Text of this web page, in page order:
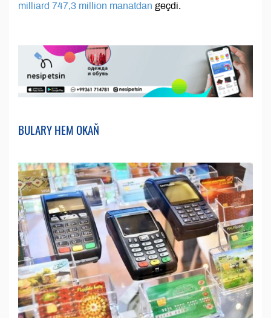
milliard 747,3 million manatdan geçdi.
BULARY HEM OKAŇ